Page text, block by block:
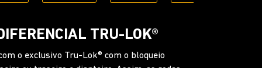
DIANTEIRA COM